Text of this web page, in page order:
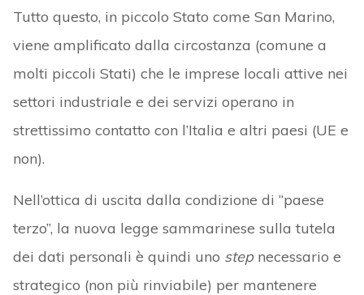
Tutto questo, in piccolo Stato come San Marino,
viene amplificato dalla circostanza (comune a
molti piccoli Stati) che le imprese locali attive nei
settori industriale e dei servizi operano in
strettissimo contatto con l’Italia e altri paesi (UE e
non).
Nell’ottica di uscita dalla condizione di “paese
terzo”, la nuova legge sammarinese sulla tutela
dei dati personali è quindi uno stepnecessario e
strategico (non più rinviabile) per mantenere